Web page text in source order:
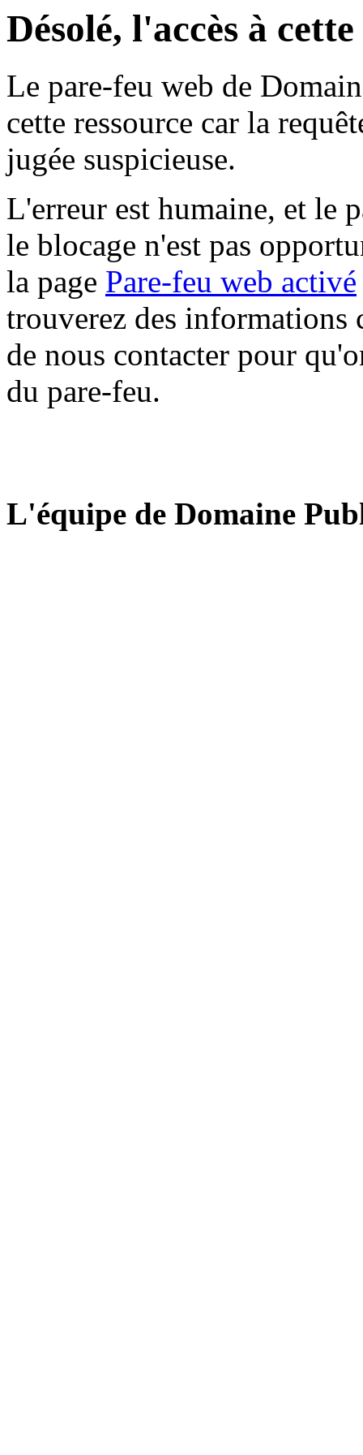
Désolé, l'accès à
Le pare-feu web de
cette ressource car la
jugée suspicieuse.
L'erreur est humaine, et le
le blocage n'est pas
la page Pare-feu web activé
trouverez des informations
de nous contacter pour
du pare-feu.
L'équipe de Domaine